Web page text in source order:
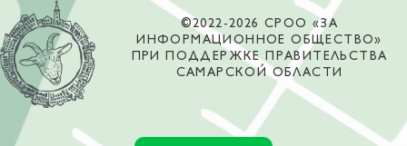
©2022-2026 СРОО «ЗА
ИНФОРМАЦИОННОЕ ОБЩЕСТВО»
ПРИ ПОДДЕРЖКЕ ПРАВИТЕЛЬСТВА
САМАРСКОЙ ОБЛАСТИ